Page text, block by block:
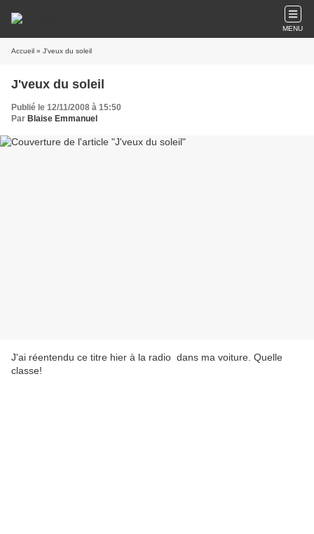
MENU
Accueil » J'veux du soleil
J'veux du soleil
Publié le 12/11/2008 à 15:50
Par Blaise Emmanuel
J'ai réentendu ce titre hier à la radio dans ma voiture. Quelle
classe!